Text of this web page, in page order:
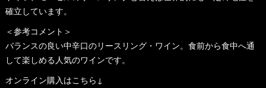
確立しています。
＜参考コメント＞
バランスの良い中辛口のリースリング・ワイン。食前から食中へ通
して楽しめる人気のワインです。
オンライン購入はこちら↓